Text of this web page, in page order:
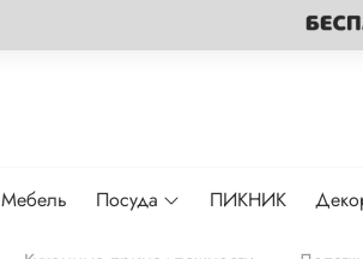
Мебель Посуда ПИКНИК